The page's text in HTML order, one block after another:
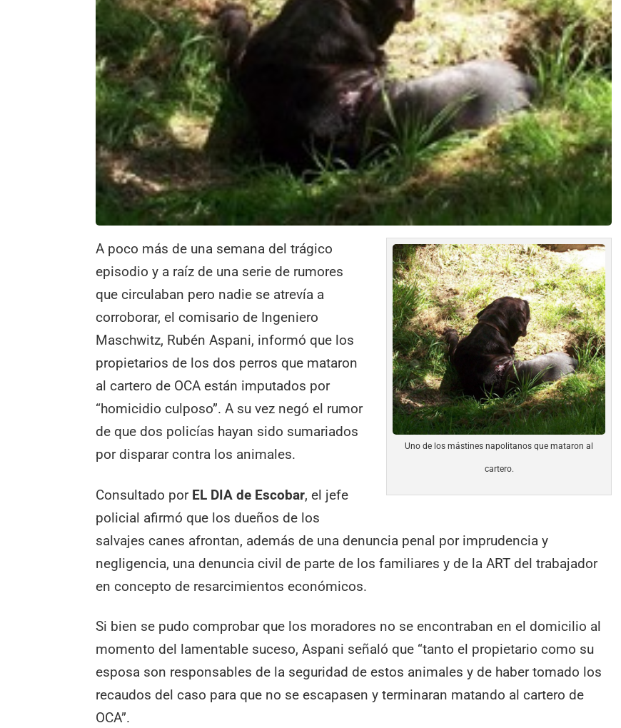
Uno de los mástines napolitanos que mataron al
cartero.
A poco más de una semana del trágico
episodio y a raíz de una serie de rumores
que circulaban pero nadie se atrevía a
corroborar, el comisario de Ingeniero
Maschwitz, Rubén Aspani, informó que los
propietarios de los dos perros que mataron
al cartero de OCA están imputados por
“homicidio culposo”. A su vez negó el rumor
de que dos policías hayan sido sumariados
por disparar contra los animales.
Consultado por EL DIA de Escobar, el jefe
policial afirmó que los dueños de los
salvajes canes afrontan, además de una denuncia penal por imprudencia y
negligencia, una denuncia civil de parte de los familiares y de la ART del trabajador
en concepto de resarcimientos económicos.
Si bien se pudo comprobar que los moradores no se encontraban en el domicilio al
momento del lamentable suceso, Aspani señaló que “tanto el propietario como su
esposa son responsables de la seguridad de estos animales y de haber tomado los
recaudos del caso para que no se escapasen y terminaran matando al cartero de
OCA”.